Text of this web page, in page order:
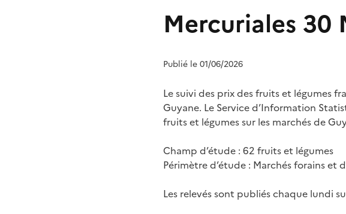
Mercuriales 30
Publié le 01/06/2026
Le suivi des prix des fruits et légumes
Guyane. Le Service d’Information
fruits et légumes sur les marchés de
Champ d’étude : 62 fruits et légumes
Périmètre d’étude : Marchés forains et
Les relevés sont publiés chaque lundi